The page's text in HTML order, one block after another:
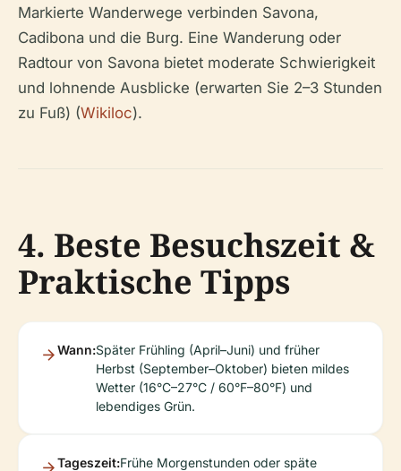
Markierte Wanderwege verbinden Savona,
Cadibona und die Burg. Eine Wanderung oder
Radtour von Savona bietet moderate Schwierigkeit
und lohnende Ausblicke (erwarten Sie 2–3 Stunden
zu Fuß) (Wikiloc).
4. Beste Besuchszeit &
Praktische Tipps
Wann:Später Frühling (April–Juni) und früher
Herbst (September–Oktober) bieten mildes
Wetter (16°C–27°C / 60°F–80°F) und
lebendiges Grün.
Tageszeit:Frühe Morgenstunden oder späte